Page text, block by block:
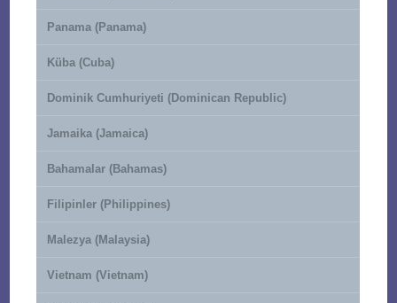
Panama (Panama)
Küba (Cuba)
Dominik Cumhuriyeti (Dominican Republic)
Jamaika (Jamaica)
Bahamalar (Bahamas)
Filipinler (Philippines)
Malezya (Malaysia)
Vietnam (Vietnam)